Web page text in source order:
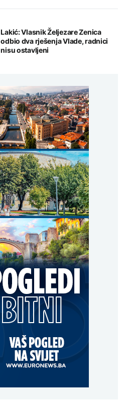
Lakić: Vlasnik Željezare Zenica
odbio dva rješenja Vlade, radnici
nisu ostavljeni